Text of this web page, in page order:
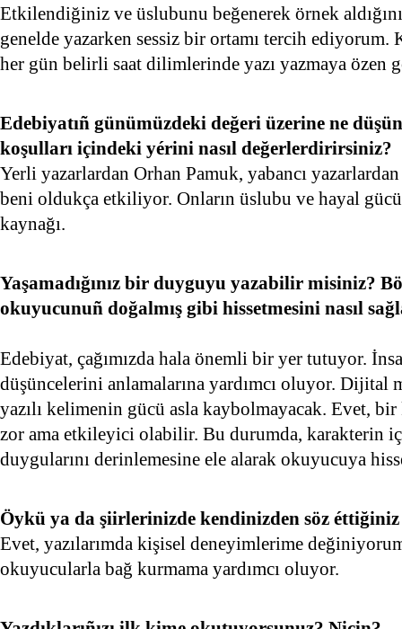
Etkilendiğiniz ve üslubunu beğenerek örnek
genelde yazarken sessiz bir ortamı tercih
her gün belirli saat dilimlerinde yazı yazmaya özen
Edebiyatıñ günümüzdeki değeri üzerine ne
koşulları içindeki yérini nasıl değerlerdirirsiniz?
Yerli yazarlardan Orhan Pamuk, yabancı
beni oldukça etkiliyor. Onların üslubu ve hayal
kaynağı.
Yaşamadığınız bir duyguyu yazabilir misiniz?
okuyucunuñ doğalmış gibi hissetmesini nasıl
Edebiyat, çağımızda hala önemli bir yer tutuyor.
düşüncelerini anlamalarına yardımcı oluyor. Dijital
yazılı kelimenin gücü asla kaybolmayacak. Evet,
zor ama etkileyici olabilir. Bu durumda, karakterin
duygularını derinlemesine ele alarak okuyucuya
Öykü ya da şiirlerinizde kendinizden söz
Evet, yazılarımda kişisel deneyimlerime
okuyucularla bağ kurmama yardımcı oluyor.